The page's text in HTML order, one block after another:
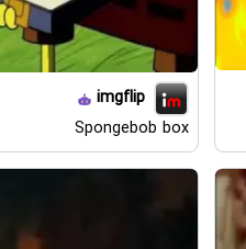
imgflip
Spongebob box